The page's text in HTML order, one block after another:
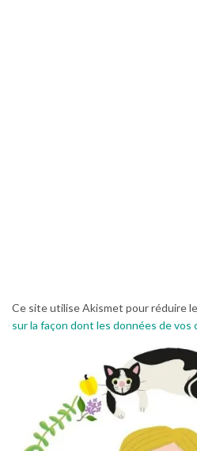
Ce site utilise Akismet pour réduire
sur la façon dont les données de